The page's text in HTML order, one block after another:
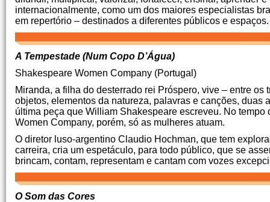
internacionalmente, como um dos maiores especialistas
em repertório – destinados a diferentes públicos e espaços.
A Tempestade (Num Copo D’Água)
Shakespeare Women Company (Portugal)
Miranda, a filha do desterrado rei Próspero, vive – entre
objetos, elementos da natureza, palavras e canções,
última peça que William Shakespeare escreveu. No
Women Company, porém, só as mulheres atuam.
O diretor luso-argentino Claudio Hochman, que tem
carreira, cria um espetáculo, para todo público, que se
brincam, contam, representam e cantam com vozes
O Som das Cores